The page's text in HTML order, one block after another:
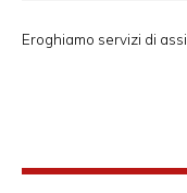
Eroghiamo servizi di